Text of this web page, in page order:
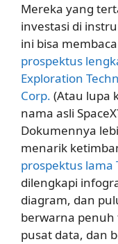
Mereka yang
investasi di
ini bisa membaca
prospektus
Exploration
Corp. (Atau lupa
nama asli
Dokumennya
menarik
prospektus lama
dilengkapi
diagram, dan
berwarna penuh
pusat data, dan